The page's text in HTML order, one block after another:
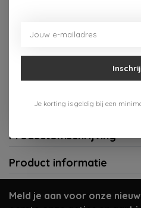
Gratis verzenden vanaf
Meer informatie?Neem
Productomschrijving
Product informatie
Meld je aan voor onze
Je korting is geldig bij een